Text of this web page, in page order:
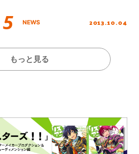
NEWS 2013.10.04
もっと見る